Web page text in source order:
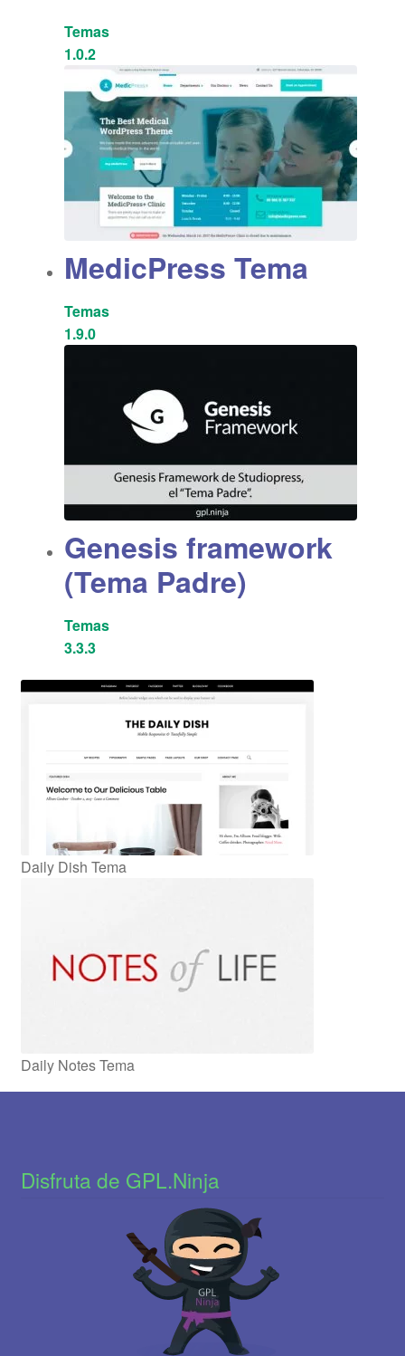
Temas
1.0.2
MedicPress Tema
Temas
1.9.0
Genesis framework
(Tema Padre)
Temas
3.3.3
Daily Dish Tema
Daily Notes Tema
Disfruta de GPL.Ninja